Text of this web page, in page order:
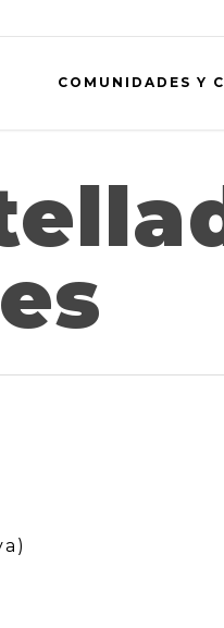
COMUNIDADES Y